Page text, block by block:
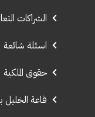
الشراكات
اسئلة شائعة
حقوق الملكية
قاعة